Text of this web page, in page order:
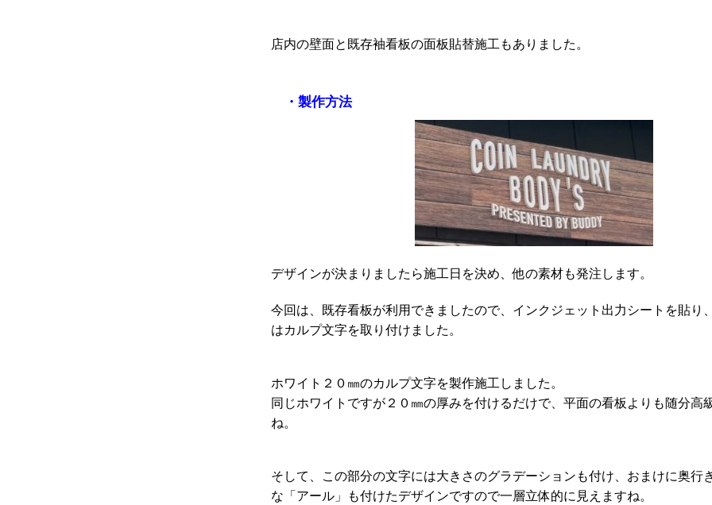
店内の壁面と既存袖看板の面板貼替施工もありました。
・ 製作方法
デザインが決まりましたら施工日を決め、他の素材も発注します。
今回は、既存看板が利用できましたので、インクジェット出力シートを貼り
はカルプ文字を取り付けました。
ホワイト２０㎜のカルプ文字を製作施工しました。
同じホワイトですが２０㎜の厚みを付けるだけで、平面の看板よりも随分高
ね。
そして、この部分の文字には大きさのグラデーションも付け、おまけに奥行
な「アール」も付けたデザインですので一層立体的に見えますね。